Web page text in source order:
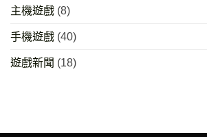
主機遊戲 (8)
手機遊戲 (40)
遊戲新聞 (18)